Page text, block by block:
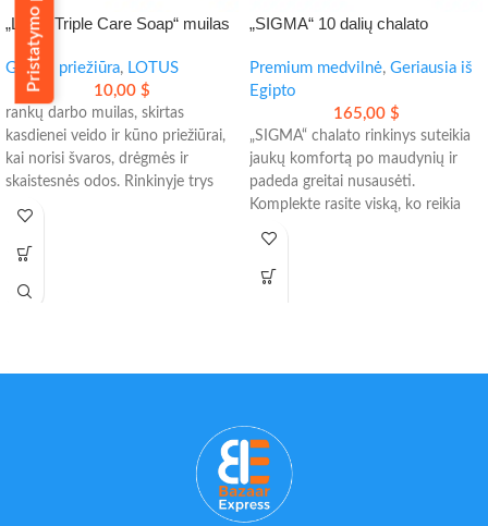
„Lotus Triple Care Soap“ muilas
– kasdienei švariai, švelniai ir
skaistesnei odai
Grožio priežiūra, LOTUS
10,00 $
rankų darbo muilas, skirtas
kasdienei veido ir kūno priežiūrai,
kai norisi švaros, drėgmės ir
skaistesnės odos. Rinkinyje trys
- odos drėkinimui ir maitinimui
pašviesinimui
„SIGMA“ 10 dalių chalato
kasdienai
Premium medvilnė, Geriausia iš
Egipto
165,00 $
„SIGMA“ chalato rinkinys suteikia
jaukų komfortą po maudynių ir
padeda greitai nusausėti.
Komplekte rasite viską, ko reikia
- 2 vonios rankšluosčius;